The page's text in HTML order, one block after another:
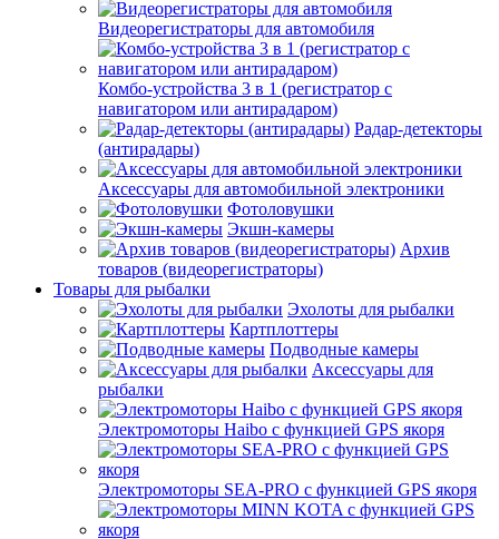
Видеорегистраторы для автомобиля
Комбо-устройства 3 в 1 (регистратор с
навигатором или антирадаром)
Радар-детекторы
(антирадары)
Аксессуары для автомобильной электроники
Фотоловушки
Экшн-камеры
Архив
товаров (видеорегистраторы)
Товары для рыбалки
Эхолоты для рыбалки
Картплоттеры
Подводные камеры
Аксессуары для
рыбалки
Электромоторы Haibo с функцией GPS якоря
Электромоторы SEA-PRO с функцией GPS якоря